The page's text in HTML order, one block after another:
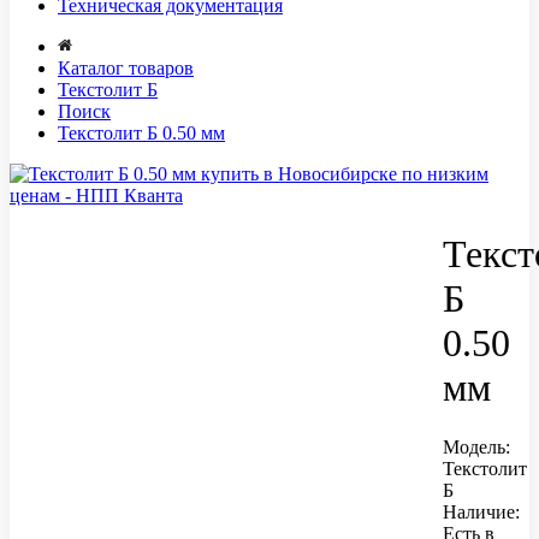
Техническая документация
Каталог товаров
Текстолит Б
Поиск
Текстолит Б 0.50 мм
Б
0.50
мм
Модель:
Текстолит
Б
Наличие:
Есть в